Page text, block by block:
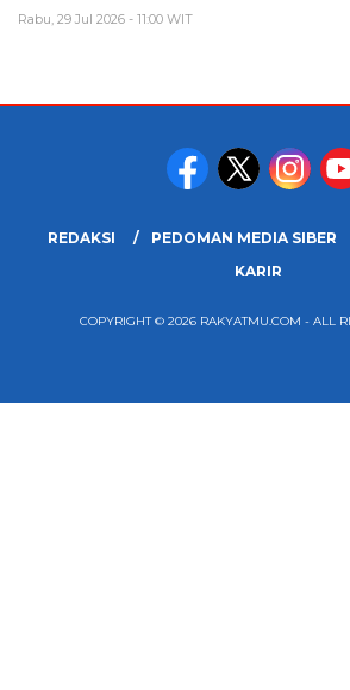
Rabu, 29 Jul 2026 - 11:00 WIT
REDAKSI PEDOMAN MEDIA SIBER
KARIR
COPYRIGHT © 2026 RAKYATMU.COM - ALL